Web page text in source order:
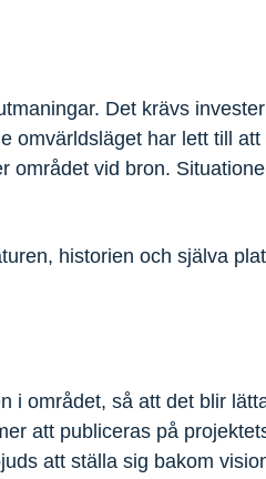
Det krävs
omvärldsläget har lett till
området vid bron.
historien och själva
i området, så att det blir
att publiceras på
att ställa sig bakom